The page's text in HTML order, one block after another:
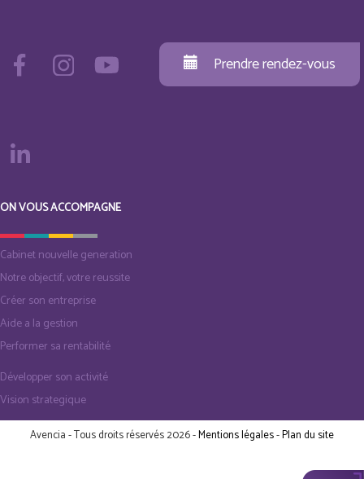
Prendre rendez-vous
ON VOUS ACCOMPAGNE
Cabinet nouvelle generation
Notre objectif, votre reussite
Créer son entreprise
Aide a la gestion
Performer sa rentabilité
Développer son activité
Vision strategique
Avencia - Tous droits réservés 2026 -Mentions légales-Plan du site